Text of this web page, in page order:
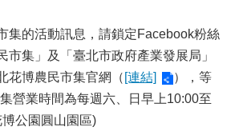
的活動訊息，請鎖定Facebook粉絲
市集」及「臺北市政府產業發展局」
花博農民市集官網（ [連結]
），等
營業時間為每週六、日早上10:00至
公園圓山園區)